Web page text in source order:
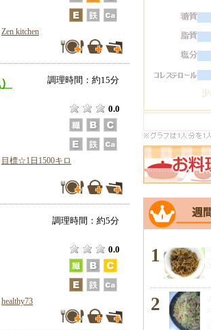
Zen kitchen
調理時間：約15分
0.0
目標☆1日1500キロ
調理時間：約5分
0.0
healthy73
1
2